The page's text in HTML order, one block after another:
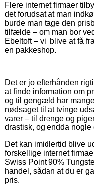
Flere internet firmaer
det forudsat at man
burde man tage den
tilfælde – om man bor
Ebeltoft – vil blive at få
en pakkeshop.
Det er jo efterhånden
at finde information om
og til gengæld har
nødsaget til at tvinge
varer – til drenge og
drastisk, og endda
Det kan imidlertid blive
forskellige internet
Swiss Point 90%
handel, sådan at du er
pris.